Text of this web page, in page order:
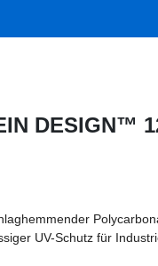
DESIGN™
UV-Schutz für